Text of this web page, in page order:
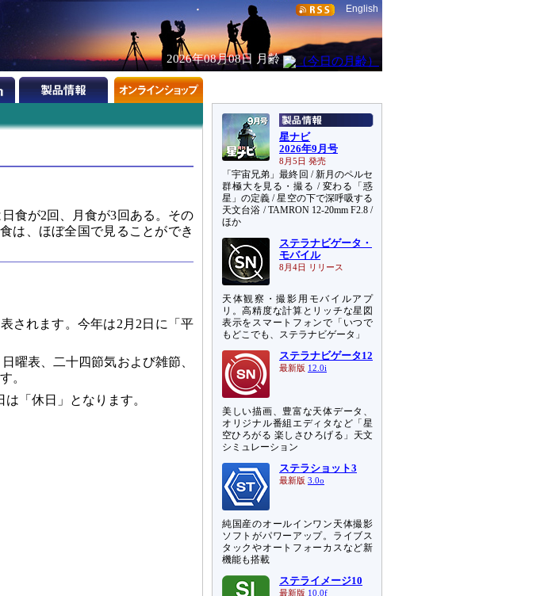
English
2026年08月08日 月齢
食が2回、月食が3回ある。その
は、ほぼ全国で見ることができ
されます。今年は2月2日に「平
曜表、二十四節気および雑節、
。
「休日」となります。
星ナビ
2026年9月号
8月5日 発売
「宇宙兄弟」最終回 / 新月のペルセ
群極大を見る・撮る / 変わる「惑
星」の定義 / 星空の下で深呼吸する
天文台浴 / TAMRON 12-20mm F2.8 /
ほか
ステラナビゲータ・
モバイル
8月4日 リリース
天体観察・撮影用モバイルアプ
リ。高精度な計算とリッチな星図
表示をスマートフォンで「いつで
もどこでも、ステラナビゲータ」
ステラナビゲータ12
最新版 12.0i
美しい描画、豊富な天体データ、
オリジナル番組エディタなど「星
空ひろがる 楽しさひろげる」天文
シミュレーション
ステラショット3
最新版 3.0o
純国産のオールインワン天体撮影
ソフトがパワーアップ。ライブス
タックやオートフォーカスなど新
機能も搭載
ステライメージ10
最新版 10.0f